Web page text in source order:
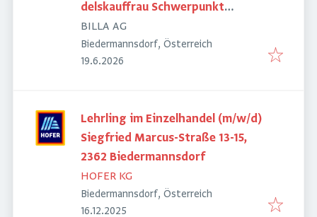
delskauffrau Schwerpunkt
Feinkostfachverkauf
BILLA AG
Biedermannsdorf, Österreich
Veröffentlicht
19.6.2026
Lehrling im Einzelhandel (m/w/d)
Siegfried Marcus-Straße 13-15,
2362 Biedermannsdorf
HOFER KG
Biedermannsdorf, Österreich
Veröffentlicht
16.12.2025